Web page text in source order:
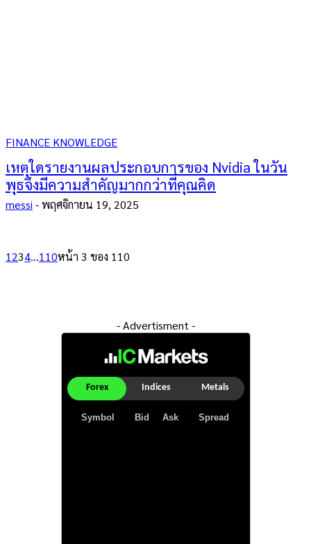
FINANCE KNOWLEDGE
เหตุใดรายงานผลประกอบการของ Nvidia ในวัน
พุธจึงมีความสำคัญมากกว่าที่คุณคิด
messi -พฤศจิกายน 19, 2025
1234...110หน้า 3 ของ 110
- Advertisment -